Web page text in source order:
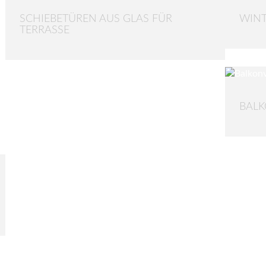
SCHIEBETÜREN AUS GLAS FÜR
TERRASSE